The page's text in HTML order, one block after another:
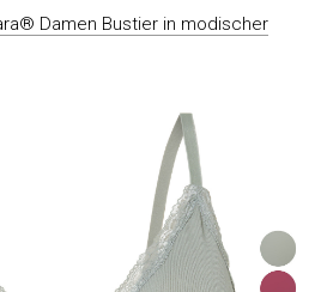
Damen Bustier in modischer